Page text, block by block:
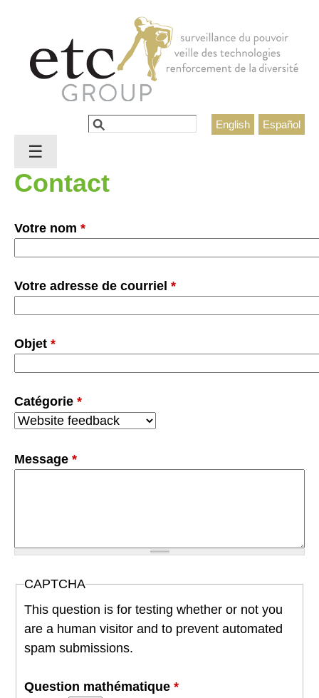
Español
English
Formulaire de recherche
Rechercher
Contact
Votre nom *
Votre adresse de courriel *
Objet *
Catégorie *
Message *
CAPTCHA
This question is for testing whether or not you
are a human visitor and to prevent automated
spam submissions.
Question mathématique*
☰